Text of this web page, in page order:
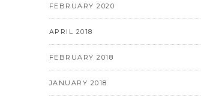
FEBRUARY 2020
APRIL 2018
FEBRUARY 2018
JANUARY 2018